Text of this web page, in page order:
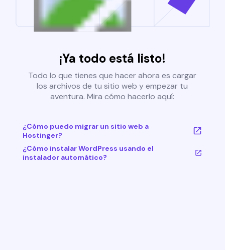
¡Ya todo está listo!
Todo lo que tienes que hacer ahora es cargar
los archivos de tu sitio web y empezar tu
aventura. Mira cómo hacerlo aquí:
¿Cómo puedo migrar un sitio web a
Hostinger?
¿Cómo instalar WordPress usando el
instalador automático?